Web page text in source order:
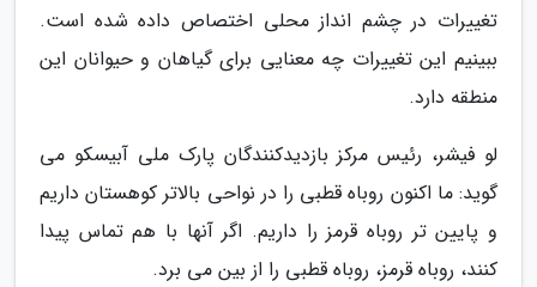
تغییرات در چشم انداز محلی اختصاص داده شده است.
ببینیم این تغییرات چه معنایی برای گیاهان و حیوانان این
منطقه دارد.
لو فیشر، رئیس مرکز بازدیدکنندگان پارک ملی آبیسکو می
گوید: ما اکنون روباه قطبی را در نواحی بالاتر کوهستان داریم
و پایین تر روباه قرمز را داریم. اگر آنها با هم تماس پیدا
کنند، روباه قرمز، روباه قطبی را از بین می برد.